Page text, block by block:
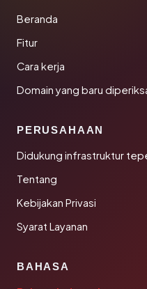
Beranda
Fitur
Cara kerja
Domain yang baru
PERUSAHAAN
Didukung infrastruktur
Tentang
Kebijakan Privasi
Syarat Layanan
BAHASA